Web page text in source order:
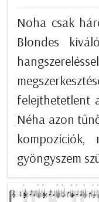
Noha csak
Blondes
felejthetetlent
Néha azon
kompozíciók,
gyöngyszem